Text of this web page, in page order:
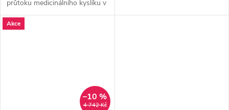
průtoku medicinálního kyslíku v
nemocničním i domácím
prostředí.
Akce
4 742 Kč
–10 %